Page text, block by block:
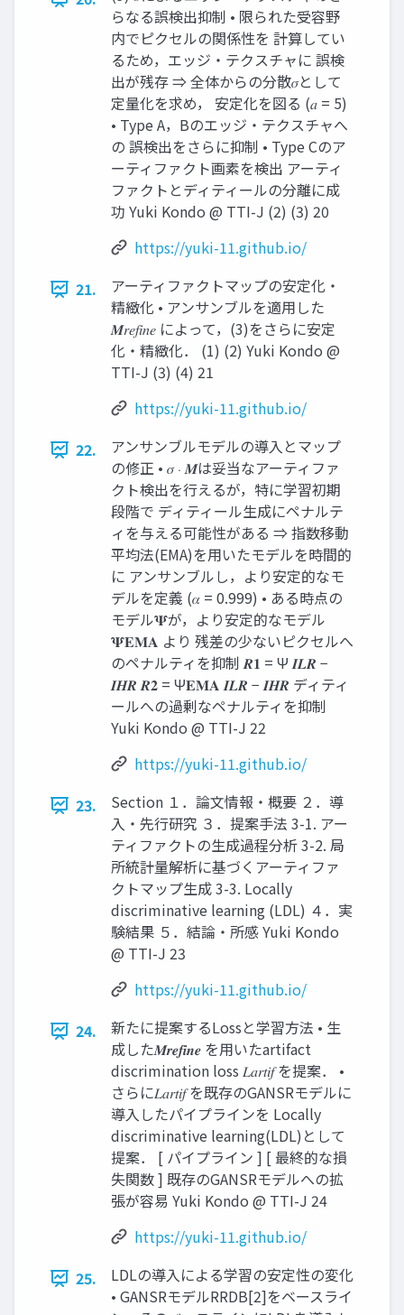
らなる誤検出抑制 • 限られた受容野
内でピクセルの関係性を 計算してい
るため，エッジ・テクスチャに 誤検
出が残存 ⇒ 全体からの分散𝜎として
定量化を求め， 安定化を図る (𝑎 = 5)
• Type A，Bのエッジ・テクスチャへ
の 誤検出をさらに抑制 • Type Cのア
ーティファクト画素を検出 アーティ
ファクトとディティールの分離に成
功 Yuki Kondo @ TTI-J (2) (3) 20
https://yuki-11.github.io/
21.
アーティファクトマップの安定化・
精緻化 • アンサンブルを適用した
𝑴𝑟𝑒𝑓𝑖𝑛𝑒 によって，(3)をさらに安定
化・精緻化． (1) (2) Yuki Kondo @
TTI-J (3) (4) 21
https://yuki-11.github.io/
22.
アンサンブルモデルの導入とマップ
の修正 • 𝜎 ⋅ 𝑴は妥当なアーティファ
クト検出を行えるが，特に学習初期
段階で ディティール生成にペナルテ
ィを与える可能性がある ⇒ 指数移動
平均法(EMA)を用いたモデルを時間的
に アンサンブルし，より安定的なモ
デルを定義 (𝛼 = 0.999) • ある時点の
モデル𝚿が，より安定的なモデル
𝚿𝐄𝐌𝐀 より 残差の少ないピクセルへ
のペナルティを抑制 𝑹𝟏 = Ψ 𝑰𝑳𝑹 −
𝑰𝑯𝑹 𝑹𝟐 = Ψ𝐄𝐌𝐀 𝑰𝑳𝑹 − 𝑰𝑯𝑹 ディティ
ールへの過剰なペナルティを抑制
Yuki Kondo @ TTI-J 22
https://yuki-11.github.io/
23.
Section １．論文情報・概要 ２．導
入・先行研究 ３．提案手法 3-1. アー
ティファクトの生成過程分析 3-2. 局
所統計量解析に基づくアーティファ
クトマップ生成 3-3. Locally
discriminative learning (LDL) ４．実
験結果 ５．結論・所感 Yuki Kondo
@ TTI-J 23
https://yuki-11.github.io/
24.
新たに提案するLossと学習方法 • 生
成した𝑴𝒓𝒆𝒇𝒊𝒏𝒆 を用いたartifact
discrimination loss 𝐿𝑎𝑟𝑡𝑖𝑓 を提案． •
さらに𝐿𝑎𝑟𝑡𝑖𝑓 を既存のGANSRモデルに
導入したパイプラインを Locally
discriminative learning(LDL)として
提案． [ パイプライン ] [ 最終的な損
失関数 ] 既存のGANSRモデルへの拡
張が容易 Yuki Kondo @ TTI-J 24
https://yuki-11.github.io/
25.
LDLの導入による学習の安定性の変化
• GANSRモデルRRDB[2]をベースライ